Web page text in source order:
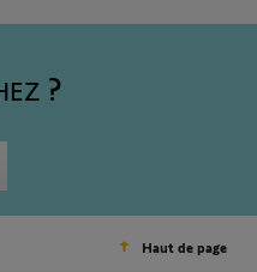
Haut de page